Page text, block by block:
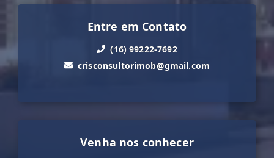
Entre em Contato
(16) 99222-7692
crisconsultorimob@gmail.com
Venha nos conhecer